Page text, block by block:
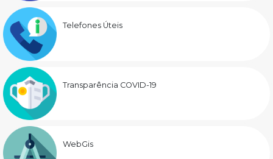
Telefones Úteis
Transparência COVID-19
WebGis